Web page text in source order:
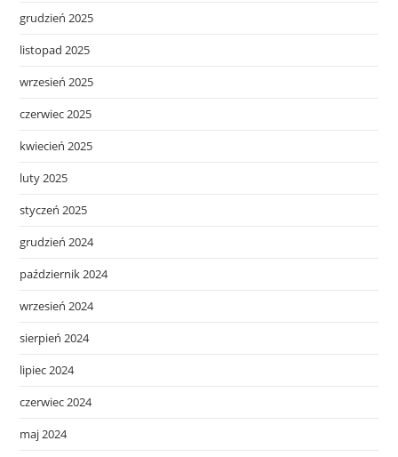
grudzień 2025
listopad 2025
wrzesień 2025
czerwiec 2025
kwiecień 2025
luty 2025
styczeń 2025
grudzień 2024
październik 2024
wrzesień 2024
sierpień 2024
lipiec 2024
czerwiec 2024
maj 2024